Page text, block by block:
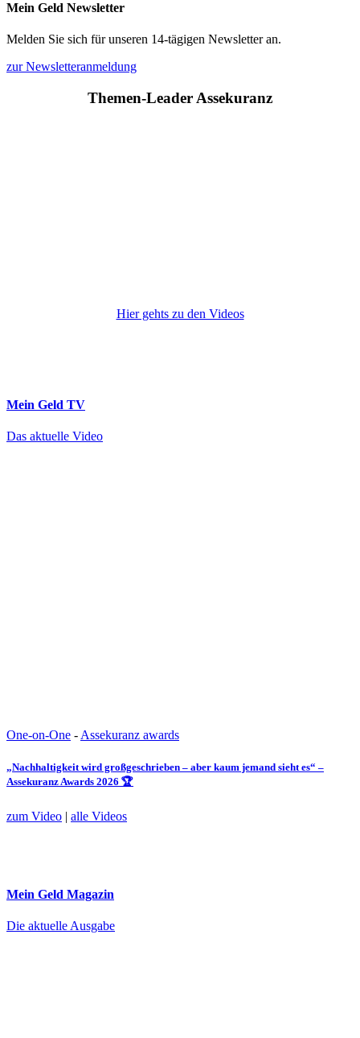
Mein Geld Newsletter
Melden Sie sich für unseren 14-tägigen Newsletter an.
zur Newsletteranmeldung
Themen-Leader Assekuranz
Hier gehts zu den Videos
Mein Geld TV
Das aktuelle Video
One-on-One -Assekuranz awards
„Nachhaltigkeit wird großgeschrieben – aber kaum jemand sieht es“ –
Assekuranz Awards 2026 🏆
zum Video | alle Videos
Mein Geld Magazin
Die aktuelle Ausgabe